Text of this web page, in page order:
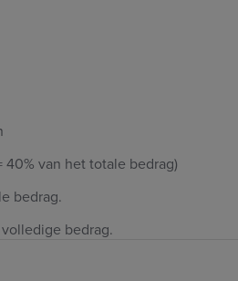
van het totale bedrag)
bedrag.
bedrag.